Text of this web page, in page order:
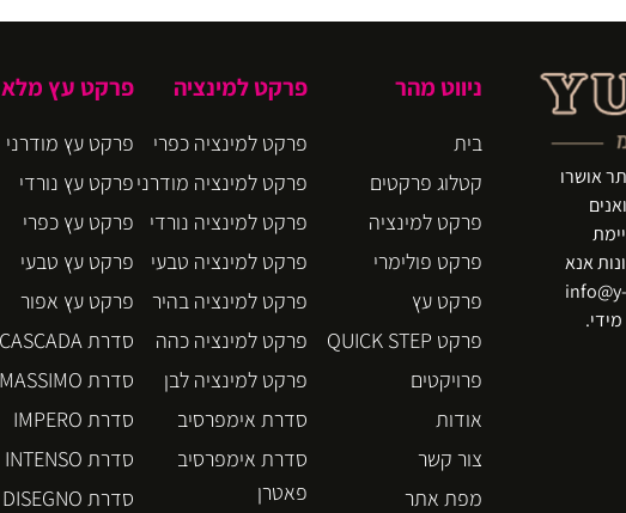
אושרו
אנא
צרו עימנו קשר באמצעות דוא״ל info@y-
ניווט מהר
בית
קטלוג פרקטים
פרקט למינציה
פרקט פולימרי
פרקט עץ
פרקט QUICK STEP
פרויקטים
אודות
צור קשר
מפת אתר
פרקט למינציה
פרקט למינציה כפרי
פרקט למינציה מודרני
פרקט למינציה נורדי
פרקט למינציה טבעי
פרקט למינציה בהיר
פרקט למינציה כהה
פרקט למינציה לבן
סדרת אימפרסיב
סדרת אימפרסיב
פאטרן
פרקט עץ מלא
פרקט עץ מודרני
פרקט עץ נורדי
פרקט עץ כפרי
פרקט עץ טבעי
פרקט עץ אפור
סדרת CASCADA
סדרת MASSIMO
סדרת IMPERO
סדרת INTENSO
סדרת DISEGNO